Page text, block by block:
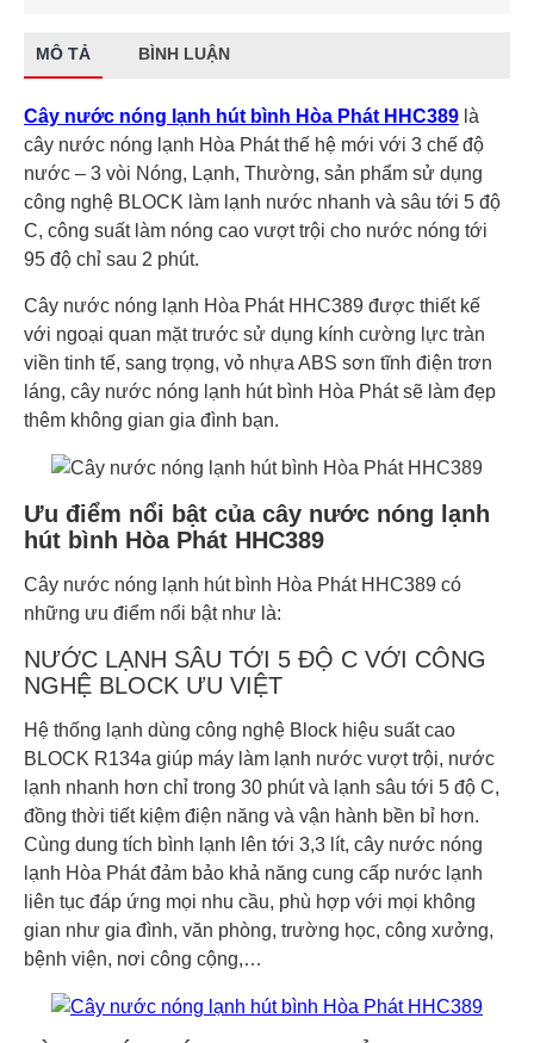
MÔ TẢ BÌNH LUẬN
Cây nước nóng lạnh hút bình Hòa Phát HHC389 là
cây nước nóng lạnh Hòa Phát thế hệ mới với 3 chế độ
nước – 3 vòi Nóng, Lạnh, Thường, sản phẩm sử dụng
công nghệ BLOCK làm lạnh nước nhanh và sâu tới 5 độ
C, công suất làm nóng cao vượt trội cho nước nóng tới
95 độ chỉ sau 2 phút.
Cây nước nóng lạnh Hòa Phát HHC389 được thiết kế
với ngoại quan mặt trước sử dụng kính cường lực tràn
viền tinh tế, sang trọng, vỏ nhựa ABS sơn tĩnh điện trơn
láng, cây nước nóng lạnh hút bình Hòa Phát sẽ làm đẹp
thêm không gian gia đình bạn.
Ưu điểm nổi bật của cây nước nóng lạnh
hút bình Hòa Phát HHC389
Cây nước nóng lạnh hút bình Hòa Phát HHC389 có
những ưu điểm nổi bật như là:
NƯỚC LẠNH SÂU TỚI 5 ĐỘ C VỚI CÔNG
NGHỆ BLOCK ƯU VIỆT
Hệ thống lạnh dùng công nghệ Block hiệu suất cao
BLOCK R134a giúp máy làm lạnh nước vượt trội, nước
lạnh nhanh hơn chỉ trong 30 phút và lạnh sâu tới 5 độ C,
đồng thời tiết kiệm điện năng và vận hành bền bỉ hơn.
Cùng dung tích bình lạnh lên tới 3,3 lít, cây nước nóng
lạnh Hòa Phát đảm bảo khả năng cung cấp nước lạnh
liên tục đáp ứng mọi nhu cầu, phù hợp với mọi không
gian như gia đình, văn phòng, trường học, công xưởng,
bệnh viện, nơi công cộng,…